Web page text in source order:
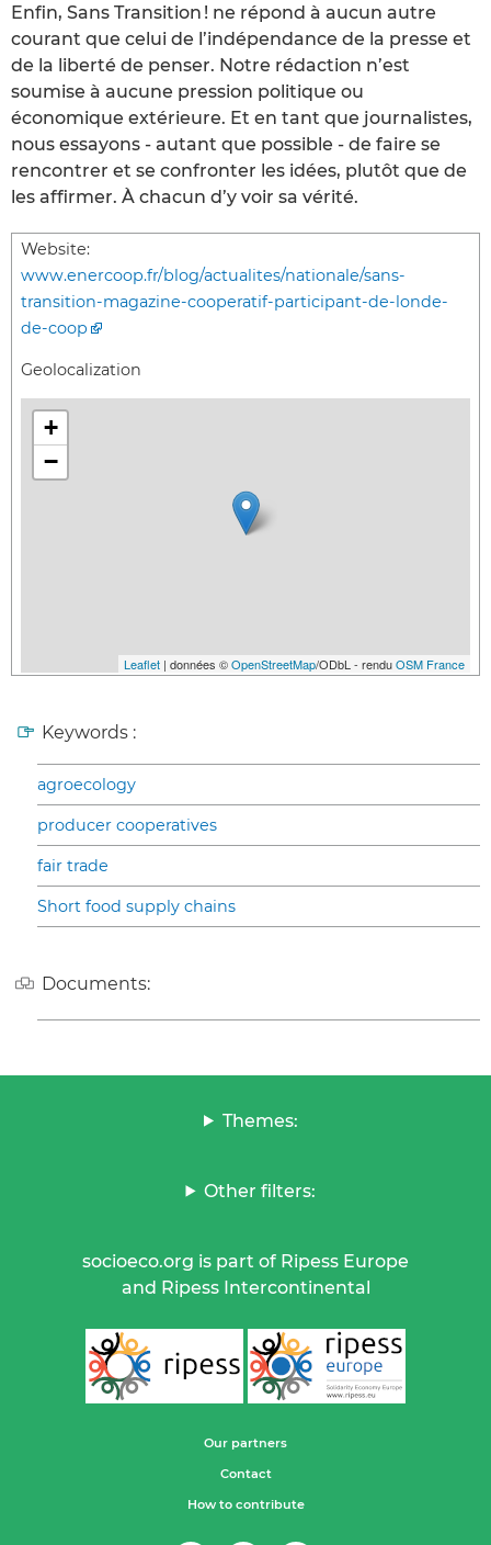
Enfin, Sans Transition ! ne répond à aucun autre
courant que celui de l’indépendance de la presse et
de la liberté de penser. Notre rédaction n’est
soumise à aucune pression politique ou
économique extérieure. Et en tant que journalistes,
nous essayons - autant que possible - de faire se
rencontrer et se confronter les idées, plutôt que de
les affirmer. À chacun d’y voir sa vérité.
Website:
www.enercoop.fr/blog/actualites/nationale/sans-
transition-magazine-cooperatif-participant-de-londe-
de-coop
Geolocalization
+
−
Leaflet | données ©OpenStreetMap/ODbL - renduOSM France
Keywords :
agroecology
producer cooperatives
fair trade
Short food supply chains
Documents:
Themes:
Other filters:
socioeco.org is part of Ripess Europe
and Ripess Intercontinental
Our partners
Contact
How to contribute